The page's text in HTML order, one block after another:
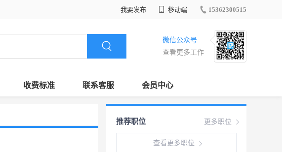
我要发布 移动端 15362300515
微信公众号
查看更多工作
收费标准 联系客服 会员中心
更多职位
推荐职位
查看更多职位